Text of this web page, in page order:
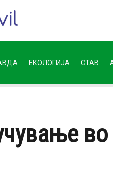
ЕКОЛОГИЈА СТАВ
во